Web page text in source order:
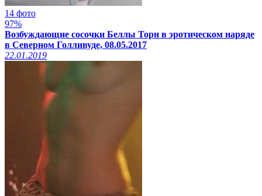
14 фото
97%
Возбуждающие сосочки Беллы Торн в эротическом наряде
в Северном Голливуде, 08.05.2017
22.01.2019